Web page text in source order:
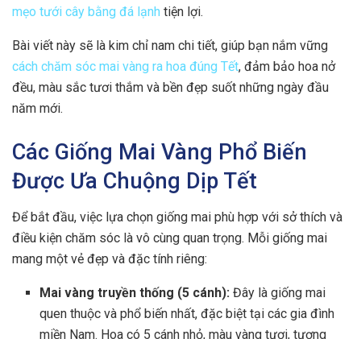
mẹo tưới cây bằng đá lạnh tiện lợi.
Bài viết này sẽ là kim chỉ nam chi tiết, giúp bạn nắm vững
cách chăm sóc mai vàng ra hoa đúng Tết, đảm bảo hoa nở
đều, màu sắc tươi thắm và bền đẹp suốt những ngày đầu
năm mới.
Các Giống Mai Vàng Phổ Biến
Được Ưa Chuộng Dịp Tết
Để bắt đầu, việc lựa chọn giống mai phù hợp với sở thích và
điều kiện chăm sóc là vô cùng quan trọng. Mỗi giống mai
mang một vẻ đẹp và đặc tính riêng:
Mai vàng truyền thống (5 cánh): Đây là giống mai
quen thuộc và phổ biến nhất, đặc biệt tại các gia đình
miền Nam. Hoa có 5 cánh nhỏ, màu vàng tươi, tượng